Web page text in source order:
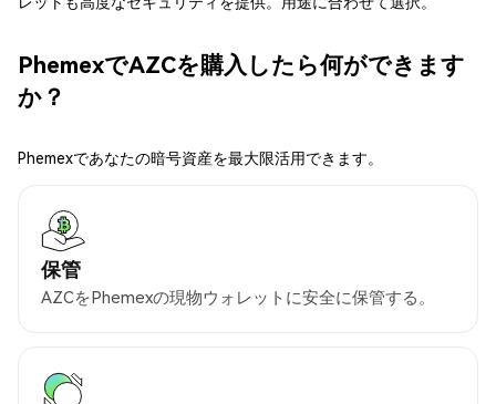
PhemexでAZCを購入したら何ができます
か？
Phemexであなたの暗号資産を最大限活用できます。
保管
AZCをPhemexの現物ウォレットに安全に保管する。